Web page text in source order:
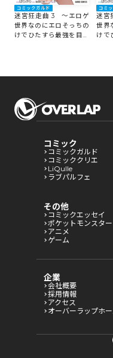
コミックガルド
迷宮狂走曲 3 ～エロゲ
世界なのにエロそっちの
けでひたすら最強を目指
コミ
迷宮
世界
けで
コミック
コミックガルド
コミッククリエ
LiQulle
ラブパルフェ
その他
コミックエッセイ
ポケットモンスター
アニメ
ゲーム
企業
会社概要
採用情報
アクセス
オーバーラップホ